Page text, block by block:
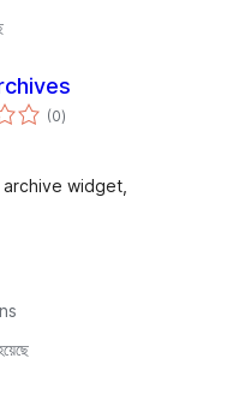
(0total
ratings
)
widget,